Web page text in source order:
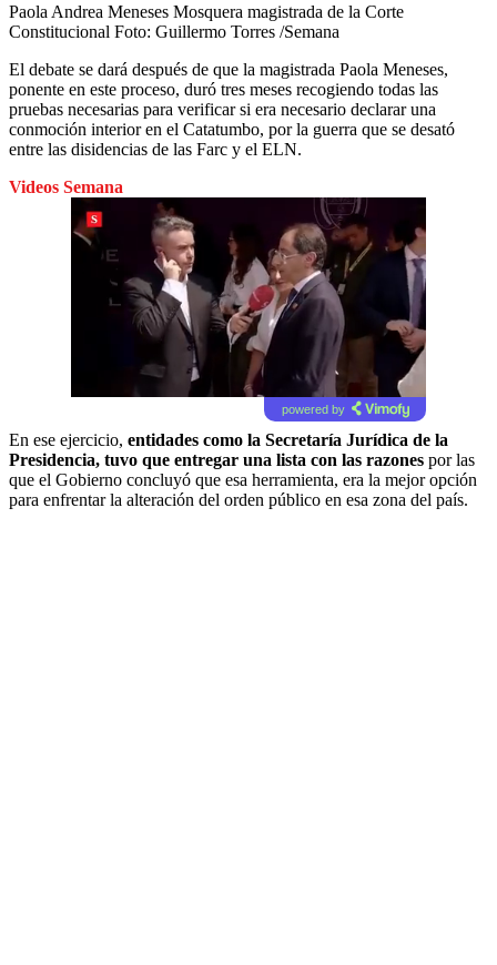
Paola Andrea Meneses Mosquera magistrada de la Corte
Constitucional Foto: Guillermo Torres /Semana
El debate se dará después de que la magistrada Paola Meneses,
ponente en este proceso, duró tres meses recogiendo todas las
pruebas necesarias para verificar si era necesario declarar una
conmoción interior en el Catatumbo, por la guerra que se desató
entre las disidencias de las Farc y el ELN.
Videos Semana
powered by
En ese ejercicio, entidades como la Secretaría Jurídica de la
Presidencia, tuvo que entregar una lista con las razones por las
que el Gobierno concluyó que esa herramienta, era la mejor opción
para enfrentar la alteración del orden público en esa zona del país.